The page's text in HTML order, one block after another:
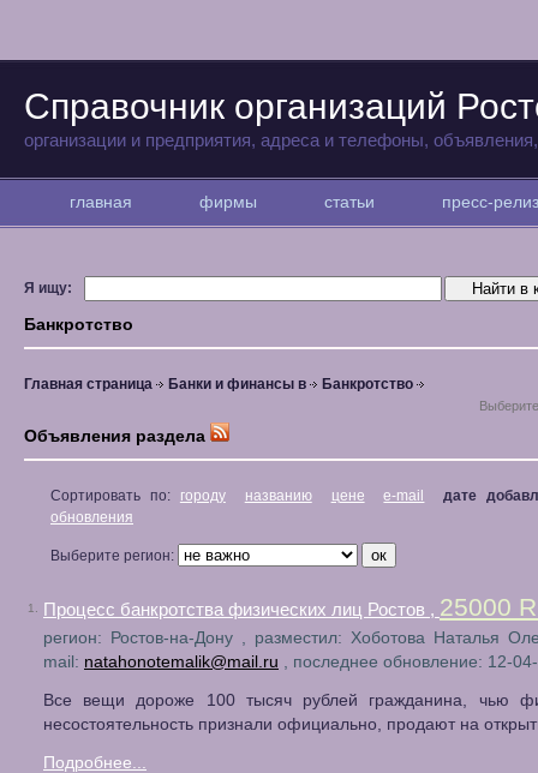
Справочник организаций
организации и предприятия, адреса и телефоны,
главная фирмы статьи пресс-
Я ищу:
Банкротство
Главная страница Банки и финансы в Банкротство
Объявления раздела
Сортировать по: городу названию цене e-mail
дате
обновления
Выберите регион:
1. Процесс банкротства физических лиц Ростов , 25000
регион: Ростов-на-Дону , разместил: Хоботова Наталья
mail: natahonotemalik@mail.ru , последнее обновление: 12-
Все вещи дороже 100 тысяч рублей гражданина, чью
несостоятельность признали официально, продают на
Подробнее...